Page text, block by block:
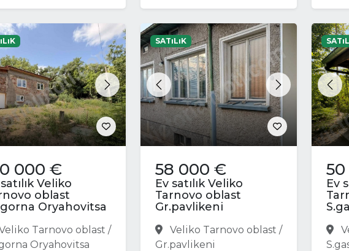
Next
000 €
Veliko
oblast
Oryahovitsa
Tarnovo oblast /
Oryahovitsa
Previous Next
SATıLıK
58 000 €
Ev satılık Veliko
Tarnovo oblast
Gr.pavlikeni
Veliko Tarnovo oblast /
Gr.pavlikeni
Ev